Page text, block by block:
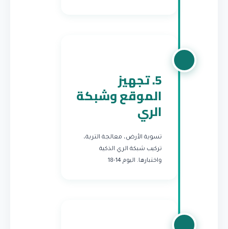
5. تجهيز
الموقع وشبكة
الري
تسوية الأرض، معالجة التربة،
تركيب شبكة الري الذكية
واختبارها. اليوم 14-18